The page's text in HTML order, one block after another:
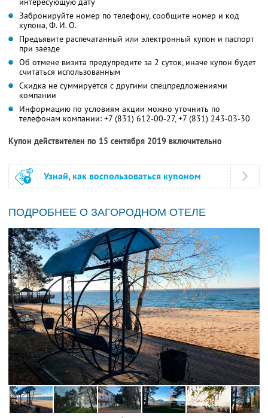
Забронируйте номер по телефону, сообщите номер и код
купона,Ф. И. О.
Предъявите распечатанный или электронный купон и паспорт
при заезде
Об отмене визита предупредите за 2 суток, иначе купон будет
считаться использованным
Скидка не суммируется с другими спецпредложениями
компании
Информацию по условиям акции можно уточнить по
телефонам компании: +7 (831) 612-00-27, +7 (831) 243-03-30
Купон действителен по 15 сентября 2019 включительно
Узнай, как воспользоваться купоном
ПОДРОБНЕЕ О ЗАГОРОДНОМ ОТЕЛЕ